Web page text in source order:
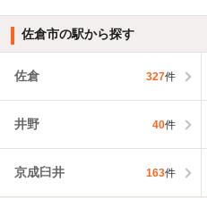
佐倉市の駅から探す
佐倉 327件
井野 40件
京成臼井 163件